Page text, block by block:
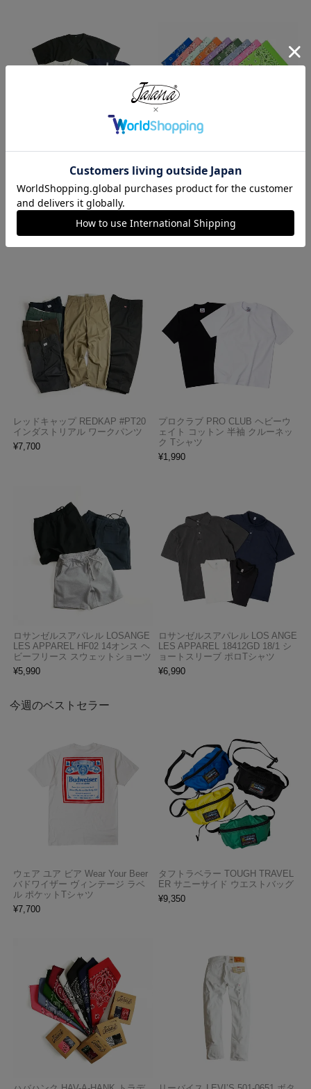
ロサンゼルスアパレル LOSANGE
LES APPAREL 1203GD 8.5オンス
半袖 バインディング ガーメント
ダイ Tシャツ
ハバハンク HAV-A-HANK バンダ
ナ アメリカ製 トラディショナル
ペイズリーTHE BANDANNA COM
770
レッドキャップ REDKAP #PT20
インダストリアル ワークパンツ
¥7,700
プロクラブ PRO CLUB ヘビーウ
ェイト コットン 半袖 クルーネッ
ク Tシャツ
¥1,990
ロサンゼルスアパレル LOSANGE
LES APPAREL HF02 14オンス ヘ
ビーフリース スウェットショーツ
¥5,990
ロサンゼルスアパレル LOS ANGE
LES APPAREL 18412GD 18/1 シ
ョートスリーブ ポロTシャツ
¥6,990
今週のベストセラー
ウェア ユア ビア Wear Your Beer
バドワイザー ヴィンテージ ラベ
ル ポケットTシャツ
¥7,700
タフトラベラー TOUGH TRAVEL
ER サニーサイド ウエストバッグ
¥9,350